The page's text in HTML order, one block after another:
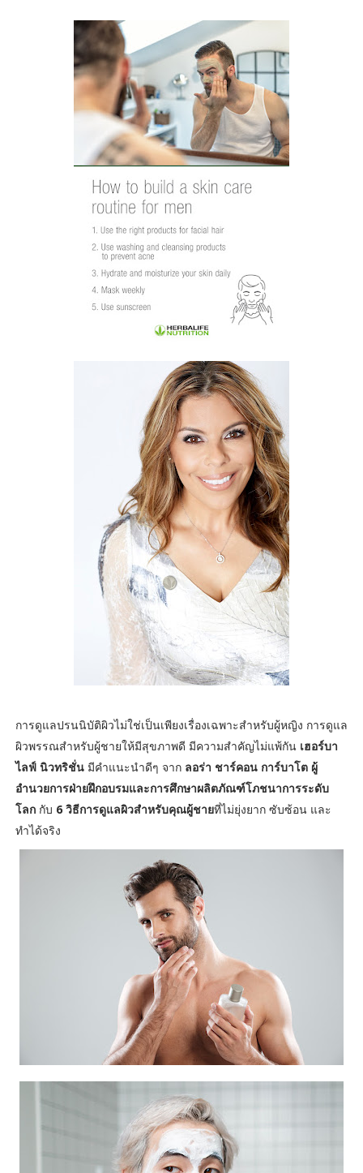
การดูแลปรนนิบัติผิวไม่ใช่เป็นเพียงเรื่องเฉพาะสำหรับผู้หญิง การดูแล
ผิวพรรณสำหรับผู้ชายให้มีสุขภาพดี มีความสำคัญไม่แพ้กัน เฮอร์บา
ไลฟ์ นิวทริชั่น มีคำแนะนำดีๆ จาก ลอร่า ชาร์คอน การ์บาโต ผู้
อำนวยการฝ่ายฝึกอบรมและการศึกษาผลิตภัณฑ์โภชนาการระดับ
โลก กับ 6 วิธีการดูแลผิวสำหรับคุณผู้ชายที่ไม่ยุ่งยาก ซับซ้อน และ
ทำได้จริง